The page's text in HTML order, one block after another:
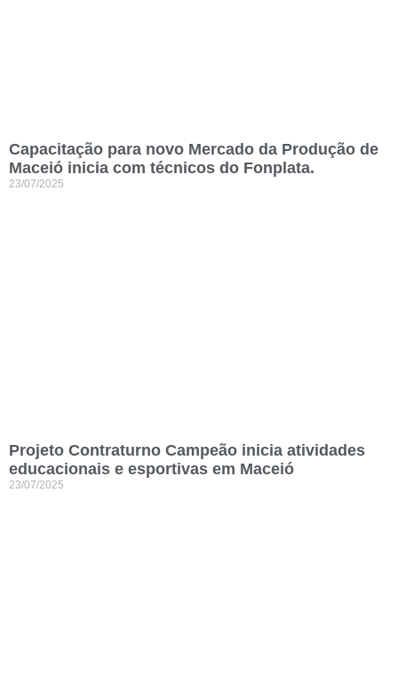
Capacitação para novo Mercado da Produção de
Maceió inicia com técnicos do Fonplata.
23/07/2025
Projeto Contraturno Campeão inicia atividades
educacionais e esportivas em Maceió
23/07/2025